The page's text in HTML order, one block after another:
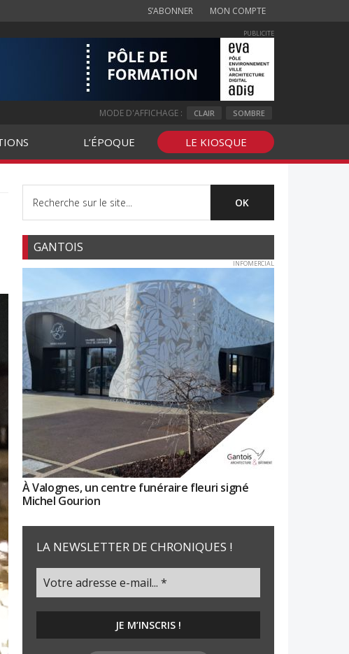
S’ABONNER MON COMPTE
PUBLICITE
MODE D'AFFICHAGE : CLAIR SOMBRE
L’ÉPOQUE LE KIOSQUE
GANTOIS
INFOMERCIAL
À Valognes, un centre funéraire fleuri signé
Michel Gourion
LA NEWSLETTER DE CHRONIQUES !